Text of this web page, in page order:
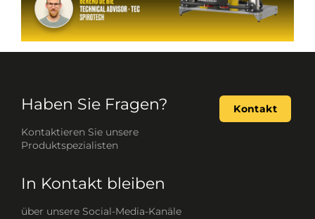
Haben Sie Fragen?
Kontaktieren Sie unsere
Produktspezialisten
Kontakt
In Kontakt bleiben
über unsere Social-Media-Kanäle